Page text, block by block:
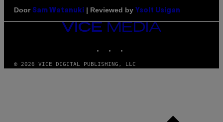
Door Sam Watanuki | Reviewed by Ysolt Usigan
VICE
MEDIA
© 2026 VICE DIGITAL PUBLISHING, LLC